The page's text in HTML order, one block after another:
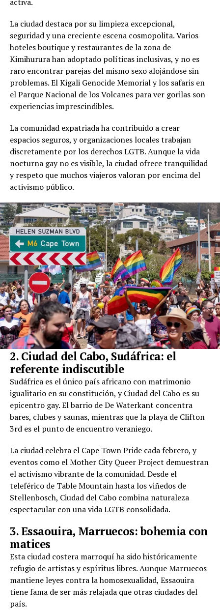
La ciudad destaca por su limpieza excepcional,
seguridad y una creciente escena cosmopolita. Varios
hoteles boutique y restaurantes de la zona de
Kimihurura han adoptado políticas inclusivas, y no es
raro encontrar parejas del mismo sexo alojándose sin
problemas. El Kigali Genocide Memorial y los safaris en
el Parque Nacional de los Volcanes para ver gorilas son
experiencias imprescindibles.
La comunidad expatriada ha contribuido a crear
espacios seguros, y organizaciones locales trabajan
discretamente por los derechos LGTB. Aunque la vida
nocturna gay no es visible, la ciudad ofrece tranquilidad
y respeto que muchos viajeros valoran por encima del
activismo público.
2. Ciudad del Cabo, Sudáfrica: el
referente indiscutible
Sudáfrica es el único país africano con matrimonio
igualitario en su constitución, y Ciudad del Cabo es su
epicentro gay. El barrio de De Waterkant concentra
bares, clubes y saunas, mientras que la playa de Clifton
3rd es el punto de encuentro veraniego.
La ciudad celebra el Cape Town Pride cada febrero, y
eventos como el Mother City Queer Project demuestran
el activismo vibrante de la comunidad. Desde el
teleférico de Table Mountain hasta los viñedos de
Stellenbosch, Ciudad del Cabo combina naturaleza
espectacular con una vida LGTB consolidada.
3. Essaouira, Marruecos: bohemia con
matices
Esta ciudad costera marroquí ha sido históricamente
refugio de artistas y espíritus libres. Aunque Marruecos
mantiene leyes contra la homosexualidad, Essaouira
tiene fama de ser más relajada que otras ciudades del
país.